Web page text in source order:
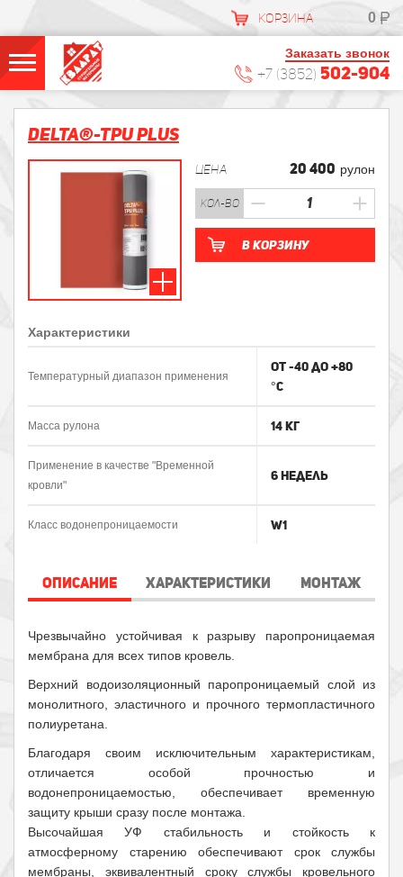
КОРЗИНА 0
Заказать звонок
+7 (3852) 502-904
DELTA®-TPU PLUS
ЦЕНА 20 400 рулон
кол-во
В корзину
Характеристики
Температурный диапазон применения
от -40 до +80
°C
Масса рулона 14 кг
Применение в качестве "Временной
кровли"
6 недель
Класс водонепроницаемости W1
ОПИСАНИЕ ХАРАКТЕРИСТИКИ МОНТАЖ
Чрезвычайно устойчивая к разрыву паропроницаемая
мембрана для всех типов кровель.
Верхний водоизоляционный паропроницаемый слой из
монолитного, эластичного и прочного термопластичного
полиуретана.
Благодаря своим исключительным характеристикам,
отличается особой прочностью и
водонепроницаемостью, обеспечивает временную
защиту крыши сразу после монтажа.
Высочайшая УФ стабильность и стойкость к
атмосферному старению обеспечивают срок службы
мембраны, эквивалентный сроку службы кровельного